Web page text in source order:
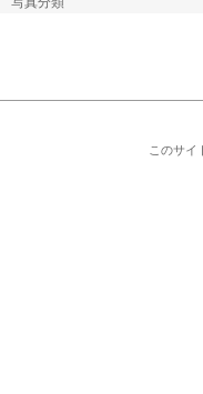
このサイ